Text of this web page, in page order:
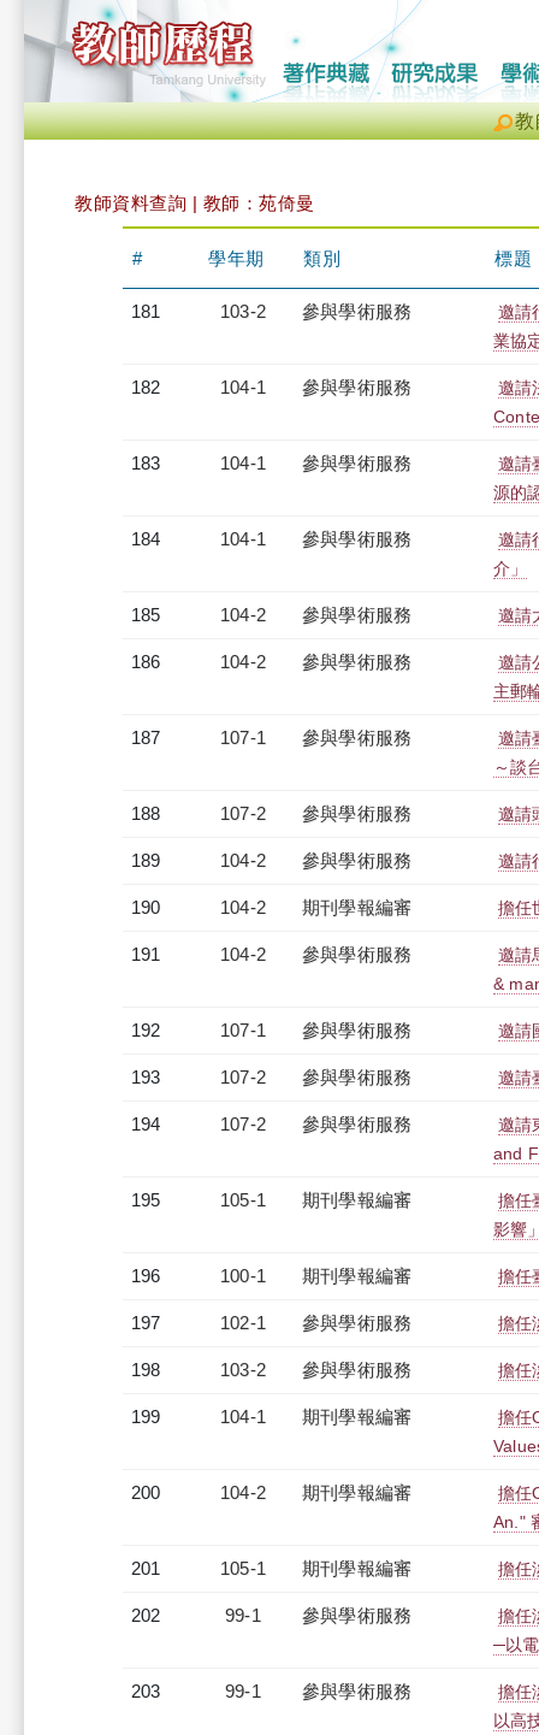
教
教師資料查詢 | 教師：苑倚曼
# 學年期 類別 標題
181 103-2 參與學術服務
邀請
業協
182 104-1 參與學術服務
邀請
183 104-1 參與學術服務
邀請
源的
184 104-1 參與學術服務
邀請
介」
185 104-2 參與學術服務 邀請
186 104-2 參與學術服務
邀請
主郵
187 107-1 參與學術服務
邀請
～談
188 107-2 參與學術服務 邀請
189 104-2 參與學術服務 邀請
190 104-2 期刊學報編審 擔任
191 104-2 參與學術服務
邀請
&
192 107-1 參與學術服務 邀請
193 107-2 參與學術服務 邀請
194 107-2 參與學術服務
邀請
and
195 105-1 期刊學報編審
擔任
影響
196 100-1 期刊學報編審 擔任
197 102-1 參與學術服務 擔任
198 103-2 參與學術服務 擔任
199 104-1 期刊學報編審
擔任
200 104-2 期刊學報編審
擔任
An."
201 105-1 期刊學報編審 擔任
202 99-1 參與學術服務
擔任
─以
203 99-1 參與學術服務
擔任
以高